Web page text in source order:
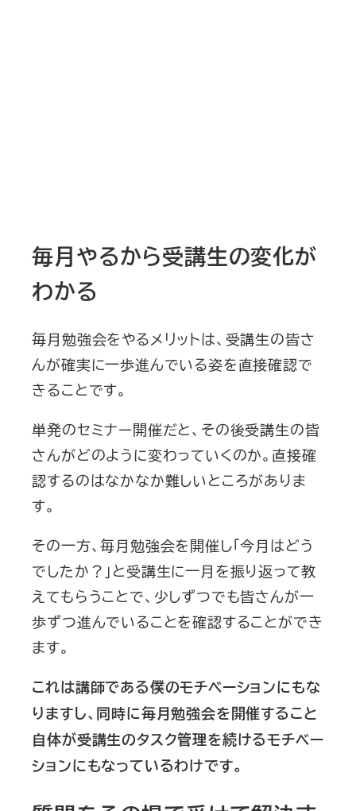
毎月やるから受講生の変化が
わかる
毎月勉強会をやるメリットは、受講生の皆さ
んが確実に一歩進んでいる姿を直接確認で
きることです。
単発のセミナー開催だと、その後受講生の皆
さんがどのように変わっていくのか。直接確
認するのはなかなか難しいところがありま
す。
その一方、毎月勉強会を開催し「今月はどう
でしたか？」と受講生に一月を振り返って教
えてもらうことで、少しずつでも皆さんが一
歩ずつ進んでいることを確認することができ
ます。
これは講師である僕のモチベーションにもな
りますし、同時に毎月勉強会を開催すること
自体が受講生のタスク管理を続けるモチベー
ションにもなっているわけです。